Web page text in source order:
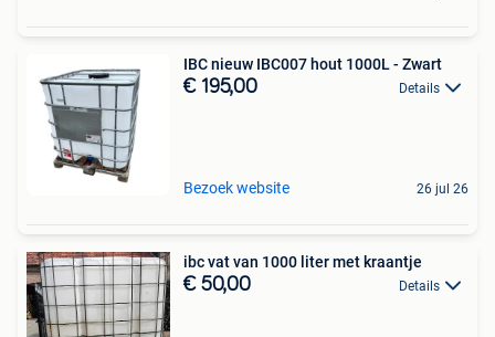
IBC nieuw IBC007 hout 1000L - Zwart
€ 195,00 Details
Bezoek website 26 jul 26
ibc vat van 1000 liter met kraantje
€ 50,00 Details